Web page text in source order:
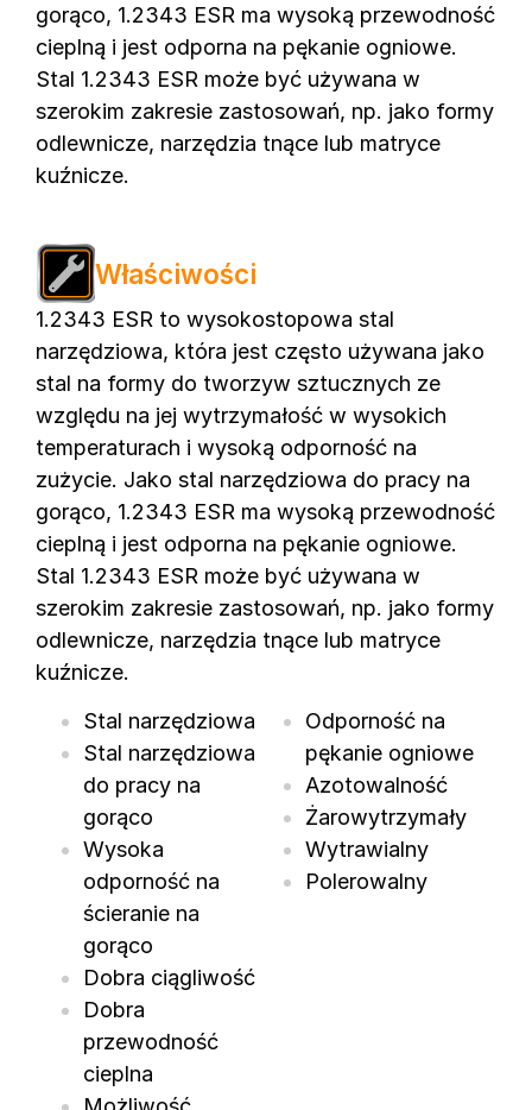
gorąco, 1.2343 ESR ma wysoką przewodność
cieplną i jest odporna na pękanie ogniowe.
Stal 1.2343 ESR może być używana w
szerokim zakresie zastosowań, np. jako formy
odlewnicze, narzędzia tnące lub matryce
kuźnicze.
Właściwości
1.2343 ESR to wysokostopowa stal
narzędziowa, która jest często używana jako
stal na formy do tworzyw sztucznych ze
względu na jej wytrzymałość w wysokich
temperaturach i wysoką odporność na
zużycie. Jako stal narzędziowa do pracy na
gorąco, 1.2343 ESR ma wysoką przewodność
cieplną i jest odporna na pękanie ogniowe.
Stal 1.2343 ESR może być używana w
szerokim zakresie zastosowań, np. jako formy
odlewnicze, narzędzia tnące lub matryce
kuźnicze.
Stal narzędziowa
Stal narzędziowa
do pracy na
gorąco
Wysoka
odporność na
ścieranie na
gorąco
Dobra ciągliwość
Dobra
przewodność
cieplna
Odporność na
pękanie ogniowe
Azotowalność
Żarowytrzymały
Wytrawialny
Polerowalny